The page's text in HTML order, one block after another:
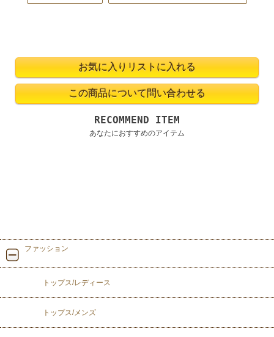
RECOMMEND ITEM
あなたにおすすめのアイテム
ファッション
トップス/レディース
トップス/メンズ